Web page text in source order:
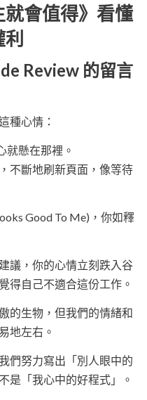
會值得》看懂
Review 的留言
種心情：
就懸在那裡。
不斷地刷新頁面，像等待
Good To Me)，你如釋
議，你的心情立刻跌入谷
得自己不適合這份工作。
的生物，但我們的情緒和
地左右。
們努力寫出「別人眼中的
是「我心中的好程式」。